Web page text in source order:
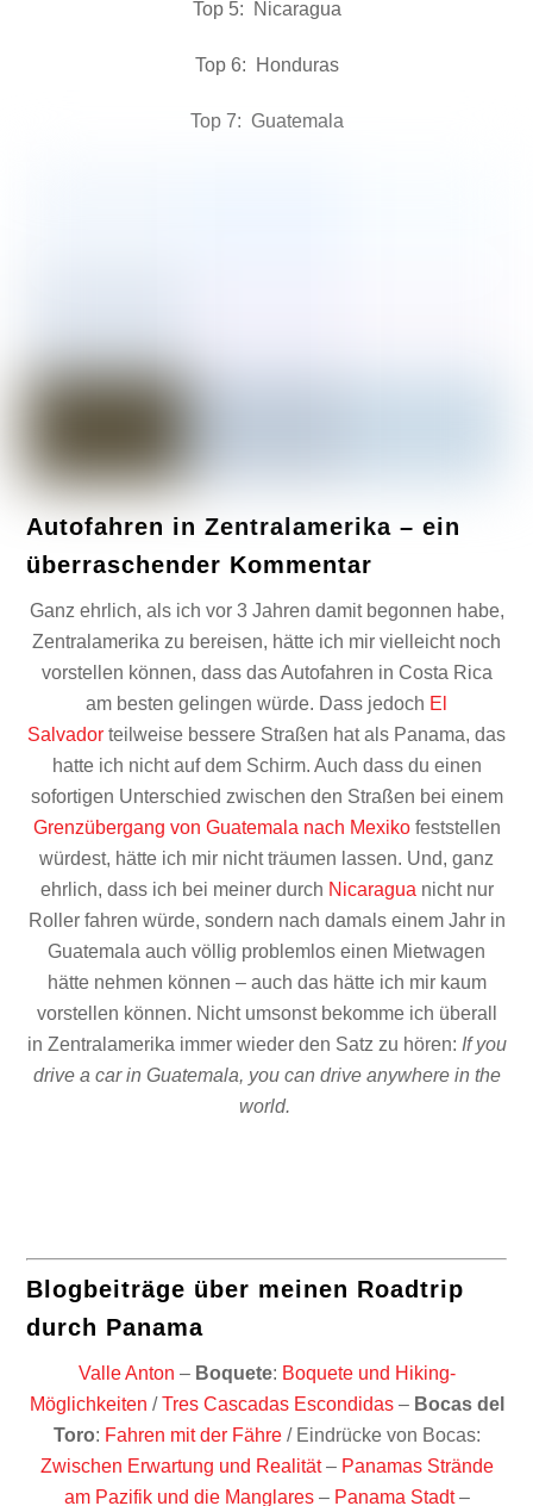
Top 5: Nicaragua
Top 6: Honduras
Top 7: Guatemala
Autofahren in Zentralamerika – ein
überraschender Kommentar
Ganz ehrlich, als ich vor 3 Jahren damit begonnen habe,
Zentralamerika zu bereisen, hätte ich mir vielleicht noch
vorstellen können, dass das Autofahren in Costa Rica
am besten gelingen würde. Dass jedoch El
Salvador teilweise bessere Straßen hat als Panama, das
hatte ich nicht auf dem Schirm. Auch dass du einen
sofortigen Unterschied zwischen den Straßen bei einem
Grenzübergang von Guatemala nach Mexikofeststellen
würdest, hätte ich mir nicht träumen lassen. Und, ganz
ehrlich, dass ich bei meiner durch Nicaragua nicht nur
Roller fahren würde, sondern nach damals einem Jahr in
Guatemala auch völlig problemlos einen Mietwagen
hätte nehmen können – auch das hätte ich mir kaum
vorstellen können. Nicht umsonst bekomme ich überall
in Zentralamerika immer wieder den Satz zu hören: If you
drive a car in Guatemala, you can drive anywhere in the
world.
Blogbeiträge über meinen Roadtrip
durch Panama
Valle Anton – Boquete: Boquete und Hiking-
Möglichkeiten /Tres Cascadas Escondidas– Bocas del
Toro: Fahren mit der Fähre/ Eindrücke von Bocas:
Zwischen Erwartung und Realität– Panamas Strände
am Pazifik und die Manglares– Panama Stadt–